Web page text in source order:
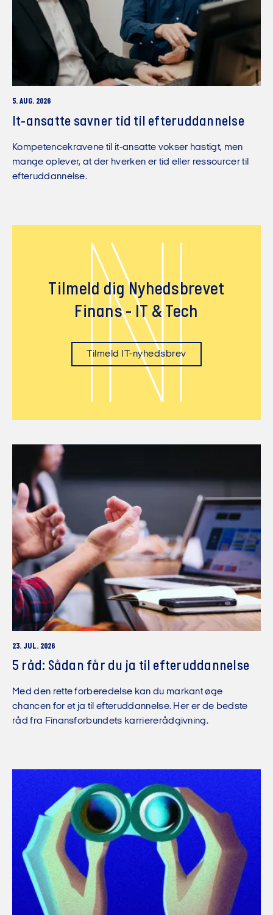
5. AUG. 2026
It-ansatte savner tid til efteruddannelse
Kompetencekravene til it-ansatte vokser hastigt, men
mange oplever, at der hverken er tid eller ressourcer til
efteruddannelse.
N
Tilmeld dig Nyhedsbrevet
Finans - IT & Tech
Tilmeld IT-nyhedsbrev
23. JUL. 2026
5 råd: Sådan får du ja til efteruddannelse
Med den rette forberedelse kan du markant øge
chancen for et ja til efteruddannelse. Her er de bedste
råd fra Finansforbundets karriererådgivning.